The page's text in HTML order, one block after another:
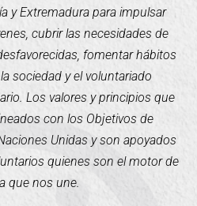
y Extremadura para impulsar
cubrir las necesidades de
fomentar hábitos
sociedad y el voluntariado
Los valores y principios que
con los Objetivos de
Unidas y son apoyados
quienes son el motor de
que nos une.